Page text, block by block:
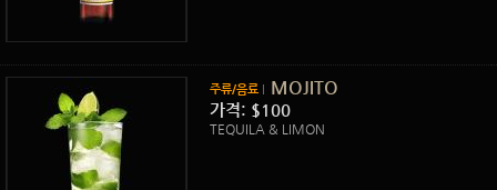
주류/음료 MOJITO
가격: $100
TEQUILA & LIMON